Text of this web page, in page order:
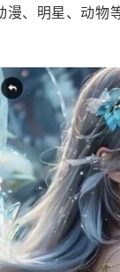
、明星、动物